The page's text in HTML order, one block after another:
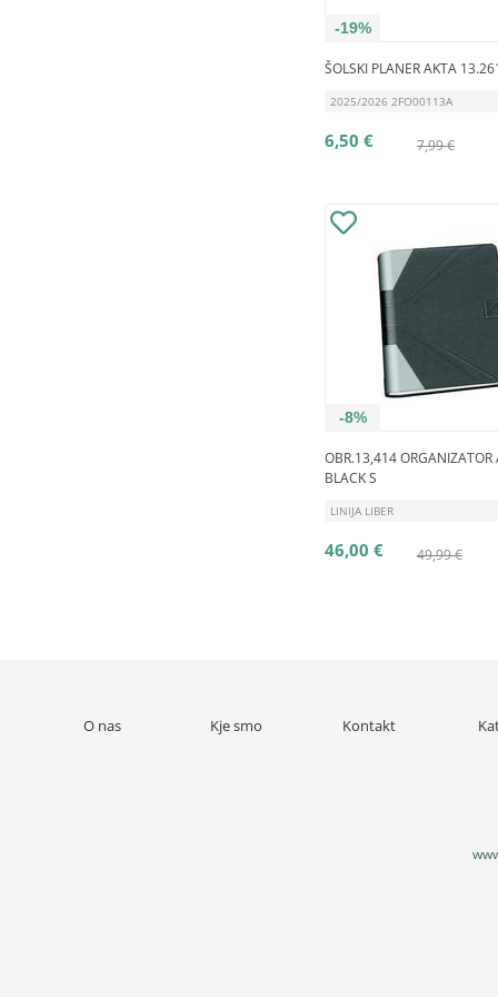
-19%
ŠOLSKI PLANER AKTA
2025/2026 2FO00113A
7,99 €
6,50 €
-8%
OBR.13,414 ORGANIZATOR
BLACK S
LINIJA LIBER
49,99 €
46,00 €
O nas Kje smo Kontakt